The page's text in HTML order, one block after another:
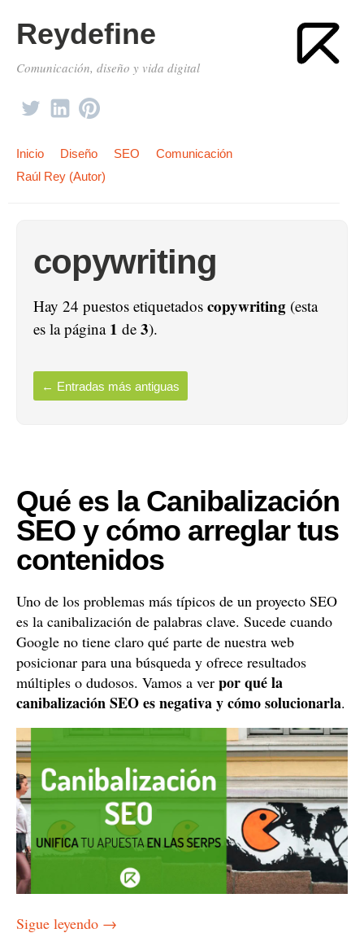
Reydefine
Comunicación, diseño y vida digital
Inicio Diseño SEO
Comunicación
Raúl Rey (Autor)
copywriting
Hay 24 puestos etiquetados copywriting (esta
es la página 1 de 3).
← Entradas más antiguas
Qué es la Canibalización
SEO y cómo arreglar tus
contenidos
Uno de los problemas más típicos de un proyecto SEO
es la canibalización de palabras clave. Sucede cuando
Google no tiene claro qué parte de nuestra web
posicionar para una búsqueda y ofrece resultados
múltiples o dudosos. Vamos a ver por qué la
canibalización SEO es negativa y cómo solucionarla.
Sigue leyendo →